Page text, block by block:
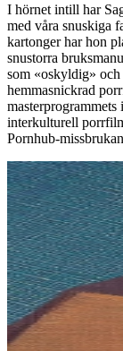
I hörnet intill har
med våra snuskiga
kartonger har hon
snustorra
som «oskyldig» och
hemmasnickrad
interkulturell
Pornhub-